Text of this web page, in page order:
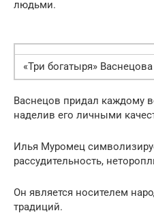
людьми.
«Три богатыря»
Васнецов придал каждому
наделив его личными
Илья Муромец
рассудительность,
Он является носителем
традиций.